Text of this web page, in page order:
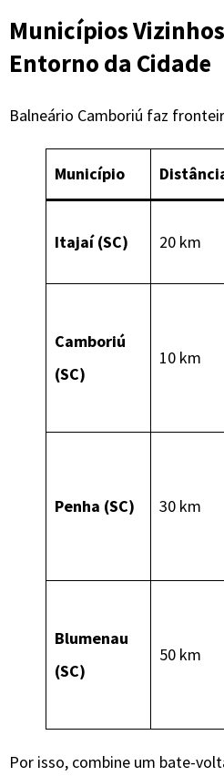
Municípios
Entorno da Cidade
Balneário Camboriú faz
Município
Itajaí (SC) 20 km
Camboriú
(SC)
10 km
Penha (SC) 30 km
Blumenau
(SC)
50 km
Por isso, combine um bate-